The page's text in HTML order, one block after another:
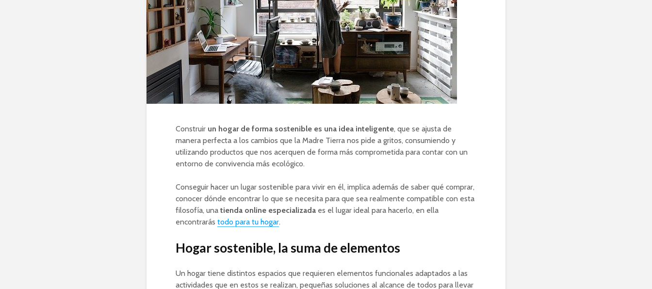
Construir un hogar de forma sostenible es una idea inteligente, que se ajusta de
manera perfecta a los cambios que la Madre Tierra nos pide a gritos, consumiendo y
utilizando productos que nos acerquen de forma más comprometida para contar con un
entorno de convivencia más ecológico.
Conseguir hacer un lugar sostenible para vivir en él, implica además de saber qué comprar,
conocer dónde encontrar lo que se necesita para que sea realmente compatible con esta
filosofía, una tienda online especializada es el lugar ideal para hacerlo, en ella
encontrarás todo para tu hogar.
Hogar sostenible, la suma de elementos
Un hogar tiene distintos espacios que requieren elementos funcionales adaptados a las
actividades que en estos se realizan, pequeñas soluciones al alcance de todos para llevar